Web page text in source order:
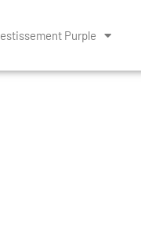
Purple